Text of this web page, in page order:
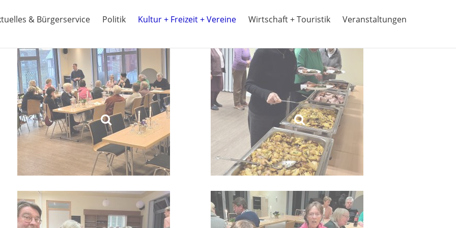
& Bürgerservice Politik Kultur + Freizeit + Vereine Wirtschaft + Touristik Veranstaltungen